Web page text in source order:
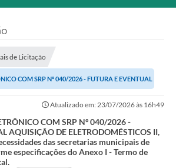
de Licitação
COM SRP Nº 040/2026 - FUTURA E EVENTUAL
Atualizado em: 23/07/2026 às 16h49
COM SRP Nº 040/2026 -
AQUISIÇÃO DE ELETRODOMÉSTICOS II,
das secretarias municipais de
especificações do Anexo I - Termo de